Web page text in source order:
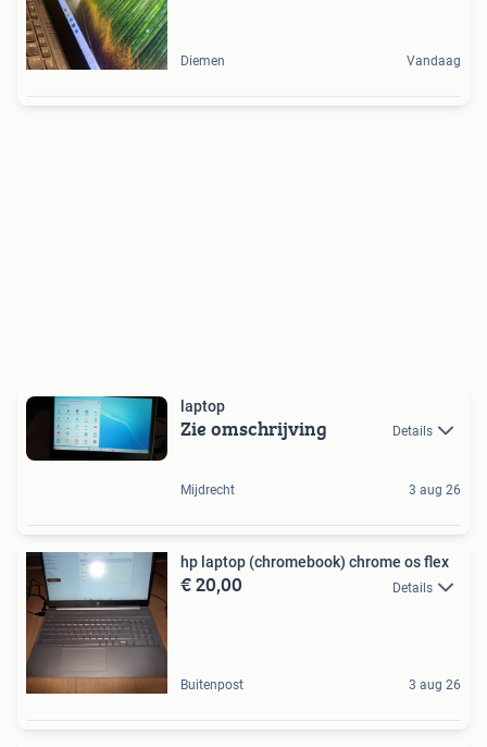
Diemen Vandaag
laptop
Zie omschrijving Details
Mijdrecht 3 aug 26
hp laptop (chromebook) chrome os flex
€ 20,00 Details
Buitenpost 3 aug 26